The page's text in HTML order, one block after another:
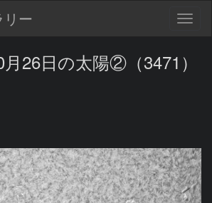
ー
月26日の太陽②（3471）